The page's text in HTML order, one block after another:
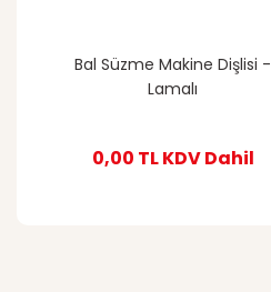
Bal Süzme Makine Dişlisi -
Lamalı
0,00 TLKDV Dahil